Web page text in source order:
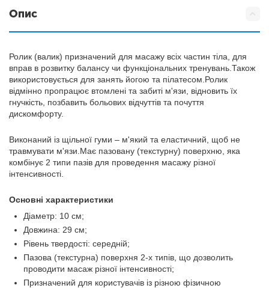
Опис
Ролик (валик) призначений для масажу всіх частин тіла, для
вправ в розвитку балансу чи функціональних тренувань.Також
використовується для занять йогою та пілатесом.Ролик
відмінно пропрацює втомлені та забиті м'язи, відновить їх
гнучкість, позбавить больових відчуттів та почуття
дискомфорту.
Виконаний із щільної гуми – м'який та еластичний, щоб не
травмувати м'язи.Має пазовану (текстурну) поверхню, яка
комбінує 2 типи пазів для проведення масажу різної
інтенсивності.
Основні характеристики
Діаметр: 10 см;
Довжина: 29 см;
Рівень твердості: середній;
Пазова (текстурна) поверхня 2-х типів, що дозволить
проводити масаж різної інтенсивності;
Призначений для користувачів із різною фізичною